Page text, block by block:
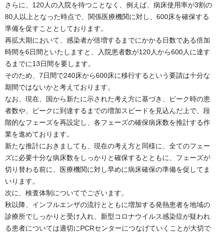
さらに、120人の入院を待つことなく、例えば、病床使用率が3割の
80人以上となった時点で、関係医療機関に対し、600床を確保する
準備を促すこととしております。
再拡大期において、感染者が倍増するまでにかかる日数である倍加
時間を6日間といたしますと、入院患者数が120人から600人に達す
るまでに13日間を要します。
そのため、7日間で240床から600床に移行するという要請は十分な
期間ではないかと考えております。
なお、現在、国から新たに示された考え方に基づき、ピーク時の患
者数や、ピークに到達するまでの増加スピードを見込んだ上で、段
階的なフェーズを再設定し、各フェーズの確保病床数を推計する作
業を進めております。
新たな推計におきましても、現在の考え方と同様に、全てのフェー
ズに必要十分な病床数をしっかりと確保するとともに、フェーズが
切り替わる前に、医療機関に対し早めに病床確保の準備を促してま
いります。
次に、検査体制についてでございます。
秋以降、インフルエンザの流行とともに増加する発熱患者を地域の
診療所でしっかりと受け入れ、新型コロナウイルス感染症が疑われ
る患者については適切にPCRセンターにつなげていくことが大切で